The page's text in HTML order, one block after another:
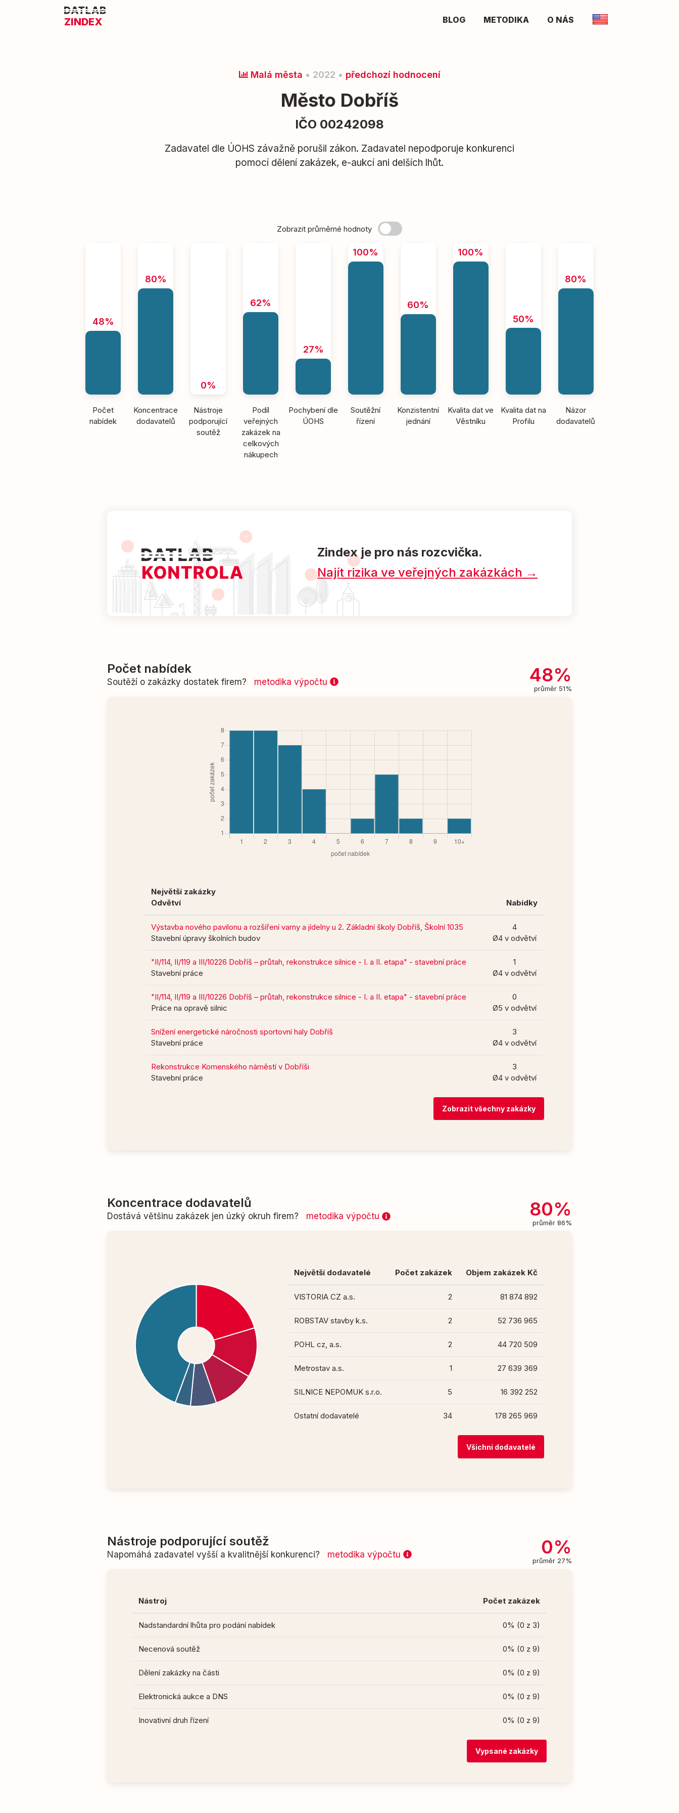
ZINDEX BLOG METODIKA O NÁS
Malá města • 2022 • předchozí hodnocení
Město Dobříš
IČO 00242098
Zadavatel dle ÚOHS závažně porušil zákon. Zadavatel nepodporuje konkurenci
pomocí dělení zakázek, e-aukcí ani delších lhůt.
Zobrazit průměrné hodnoty
48%
Počet
nabídek
80%
Koncentrace
dodavatelů
0%
Nástroje
podporující
soutěž
62%
Podíl
veřejných
zakázek na
celkových
nákupech
27%
Pochybení dle
ÚOHS
100%
Soutěžní
řízení
60%
Konzistentní
jednání
100%
Kvalita dat ve
Věstníku
50%
Kvalita dat na
Profilu
80%
Názor
dodavatelů
Zindex je pro nás rozcvička.
Najít rizika ve veřejných zakázkách →
Počet nabídek
Soutěží o zakázky dostatek firem? metodika výpočtu 48%
průměr 51%
Největší zakázky
Odvětví
Nabídky
Výstavba nového pavilonu a rozšíření varny a jídelny u 2. Základní školy Dobříš, Školní 1035
Stavební úpravy školních budov
4
Ø4 v odvětví
"II/114, II/119 a III/10226 Dobříš – průtah, rekonstrukce silnice - I. a II. etapa" - stavební práce
Stavební práce
1
Ø4 v odvětví
"II/114, II/119 a III/10226 Dobříš – průtah, rekonstrukce silnice - I. a II. etapa" - stavební práce
Práce na opravě silnic
0
Ø5 v odvětví
Snížení energetické náročnosti sportovní haly Dobříš
Stavební práce
3
Ø4 v odvětví
Rekonstrukce Komenského náměstí v Dobříši
Stavební práce
3
Ø4 v odvětví
Zobrazit všechny zakázky
Koncentrace dodavatelů
Dostává většinu zakázek jen úzký okruh firem? metodika výpočtu 80%
průměr 86%
Největší dodavatelé Počet zakázek Objem zakázek Kč
VISTORIA CZ a.s. 2 81 874 892
ROBSTAV stavby k.s. 2 52 736 965
POHL cz, a.s. 2 44 720 509
Metrostav a.s. 1 27 639 369
SILNICE NEPOMUK s.r.o. 5 16 392 252
Ostatní dodavatelé 34 178 265 969
Všichni dodavatelé
Nástroje podporující soutěž
Napomáhá zadavatel vyšší a kvalitnější konkurenci? metodika výpočtu 0%
průměr 27%
Nástroj Počet zakázek
Nadstandardní lhůta pro podání nabídek 0% (0 z 3)
Necenová soutěž 0% (0 z 9)
Dělení zakázky na části 0% (0 z 9)
Elektronická aukce a DNS 0% (0 z 9)
Inovativní druh řízení 0% (0 z 9)
Vypsané zakázky